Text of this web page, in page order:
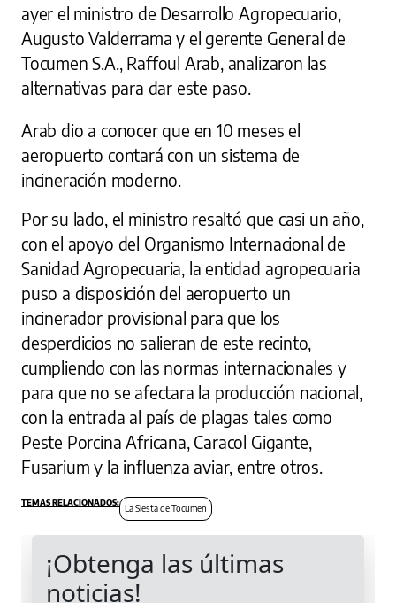
ayer el ministro de Desarrollo Agropecuario,
Augusto Valderrama y el gerente General de
Tocumen S.A., Raffoul Arab, analizaron las
alternativas para dar este paso.
Arab dio a conocer que en 10 meses el
aeropuerto contará con un sistema de
incineración moderno.
Por su lado, el ministro resaltó que casi un año,
con el apoyo del Organismo Internacional de
Sanidad Agropecuaria, la entidad agropecuaria
puso a disposición del aeropuerto un
incinerador provisional para que los
desperdicios no salieran de este recinto,
cumpliendo con las normas internacionales y
para que no se afectara la producción nacional,
con la entrada al país de plagas tales como
Peste Porcina Africana, Caracol Gigante,
Fusarium y la influenza aviar, entre otros.
La Siesta de Tocumen